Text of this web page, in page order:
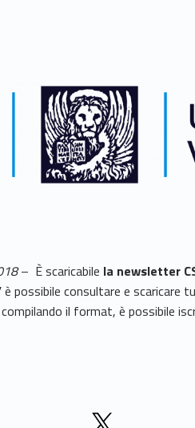
– È scaricabile la newsletter
è possibile consultare e scaricare
il format, è possibile